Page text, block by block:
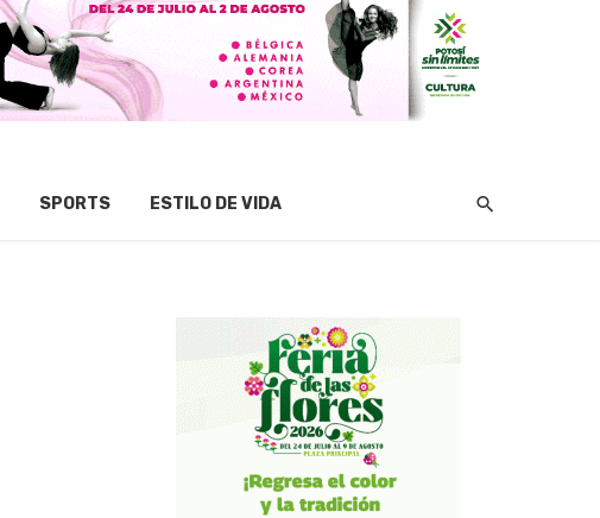
SPORTS ESTILO DE VIDA